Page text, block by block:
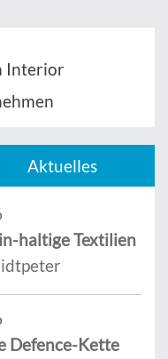
Interior
Aktuelles
haltige Textilien
Defence-Kette